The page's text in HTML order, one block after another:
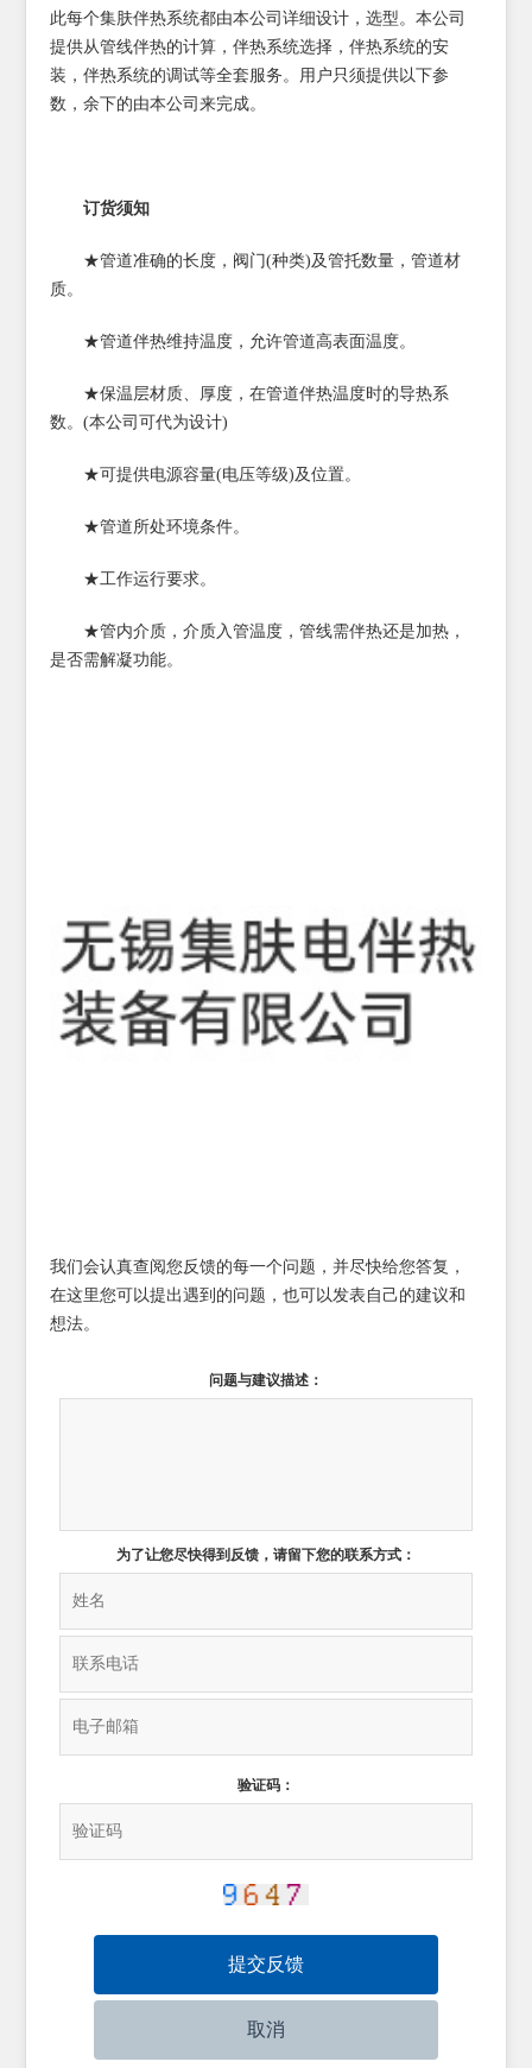
此每个集肤伴热系统都由本公司详细设计，选型。本公司
提供从管线伴热的计算，伴热系统选择，伴热系统的安
装，伴热系统的调试等全套服务。用户只须提供以下参
数，余下的由本公司来完成。
订货须知
★管道准确的长度，阀门(种类)及管托数量，管道材
质。
★管道伴热维持温度，允许管道高表面温度。
★保温层材质、厚度，在管道伴热温度时的导热系
数。(本公司可代为设计)
★可提供电源容量(电压等级)及位置。
★管道所处环境条件。
★工作运行要求。
★管内介质，介质入管温度，管线需伴热还是加热，
是否需解凝功能。
我们会认真查阅您反馈的每一个问题，并尽快给您答复，
在这里您可以提出遇到的问题，也可以发表自己的建议和
想法。
问题与建议描述：
为了让您尽快得到反馈，请留下您的联系方式：
验证码：